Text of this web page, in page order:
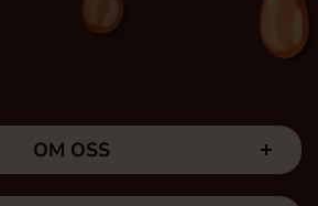
OM OSS